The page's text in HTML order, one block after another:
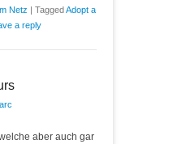
Netz | TaggedAdopt a
a reply
aber auch gar